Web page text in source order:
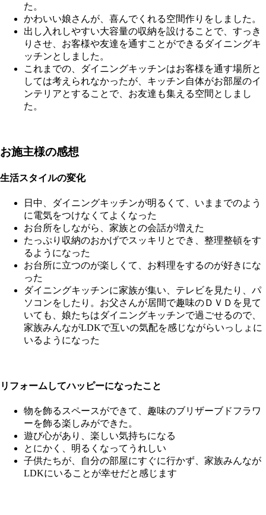
た。
かわいい娘さんが、喜んでくれる空間作りをしました。
出し入れしやすい大容量の収納を設けることで、すっき
りさせ、お客様や友達を通すことができるダイニングキ
ッチンとしました。
これまでの、ダイニングキッチンはお客様を通す場所と
しては考えられなかったが、キッチン自体がお部屋のイ
ンテリアとすることで、お友達も集える空間としまし
た。
お施主様の感想
生活スタイルの変化
日中、ダイニングキッチンが明るくて、いままでのよう
に電気をつけなくてよくなった
お台所をしながら、家族との会話が増えた
たっぷり収納のおかげでスッキリとでき、整理整頓をす
るようになった
お台所に立つのが楽しくて、お料理をするのが好きにな
った
ダイニングキッチンに家族が集い、テレビを見たり、パ
ソコンをしたり。お父さんが居間で趣味のＤＶＤを見て
いても、娘たちはダイニングキッチンで過ごせるので、
家族みんながLDKで互いの気配を感じながらいっしょに
いるようになった
リフォームしてハッピーになったこと
物を飾るスペースができて、趣味のブリザーブドフラワ
ーを飾る楽しみができた。
遊び心があり、楽しい気持ちになる
とにかく、明るくなってうれしい
子供たちが、自分の部屋にすぐに行かず、家族みんなが
LDKにいることが幸せだと感じます